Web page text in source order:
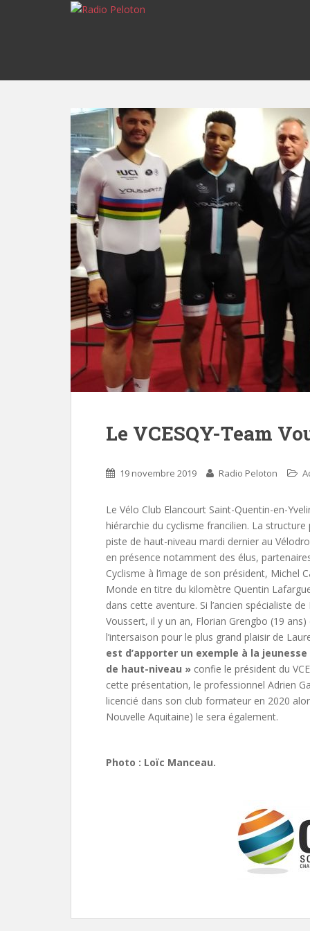
Le VCESQY-Team
19 novembre 2019 Radio Peloton
Le Vélo Club Elancourt Saint-Quentin-en-
hiérarchie du cyclisme francilien. La
piste de haut-niveau mardi dernier au
en présence notamment des élus,
Cyclisme à l’image de son président, Michel
Monde en titre du kilomètre Quentin
dans cette aventure. Si l’ancien spécialiste
Voussert, il y un an, Florian Grengbo (19
l’intersaison pour le plus grand plaisir de
est d’apporter un exemple à la
de haut-niveau » confie le président du
cette présentation, le professionnel Adrien
licencié dans son club formateur en 2020
Nouvelle Aquitaine) le sera également.
Photo : Loïc Manceau.